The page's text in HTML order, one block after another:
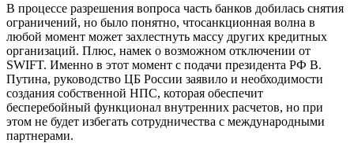
В процессе разрешения вопроса часть банков добилась снятия
ограничений, но было понятно, чтосанкционная волна в
любой момент может захлестнуть массу других кредитных
организаций. Плюс, намек о возможном отключении от
SWIFT. Именно в этот момент с подачи президента РФ В.
Путина, руководство ЦБ России заявило и необходимости
создания собственной НПС, которая обеспечит
бесперебойный функционал внутренних расчетов, но при
этом не будет избегать сотрудничества с международными
партнерами.